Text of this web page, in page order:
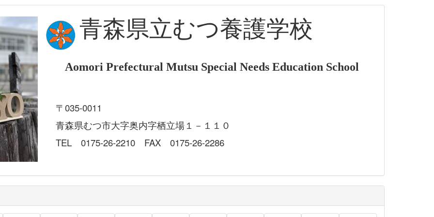
青森県立むつ養護学校
Aomori Prefectural Mutsu Special Needs Education School
〒035-0011
青森県むつ市大字奥内字栖立場１－１１０
TEL 0175-26-2210 FAX 0175-26-2286